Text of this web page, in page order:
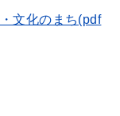
文化のまち(pdf